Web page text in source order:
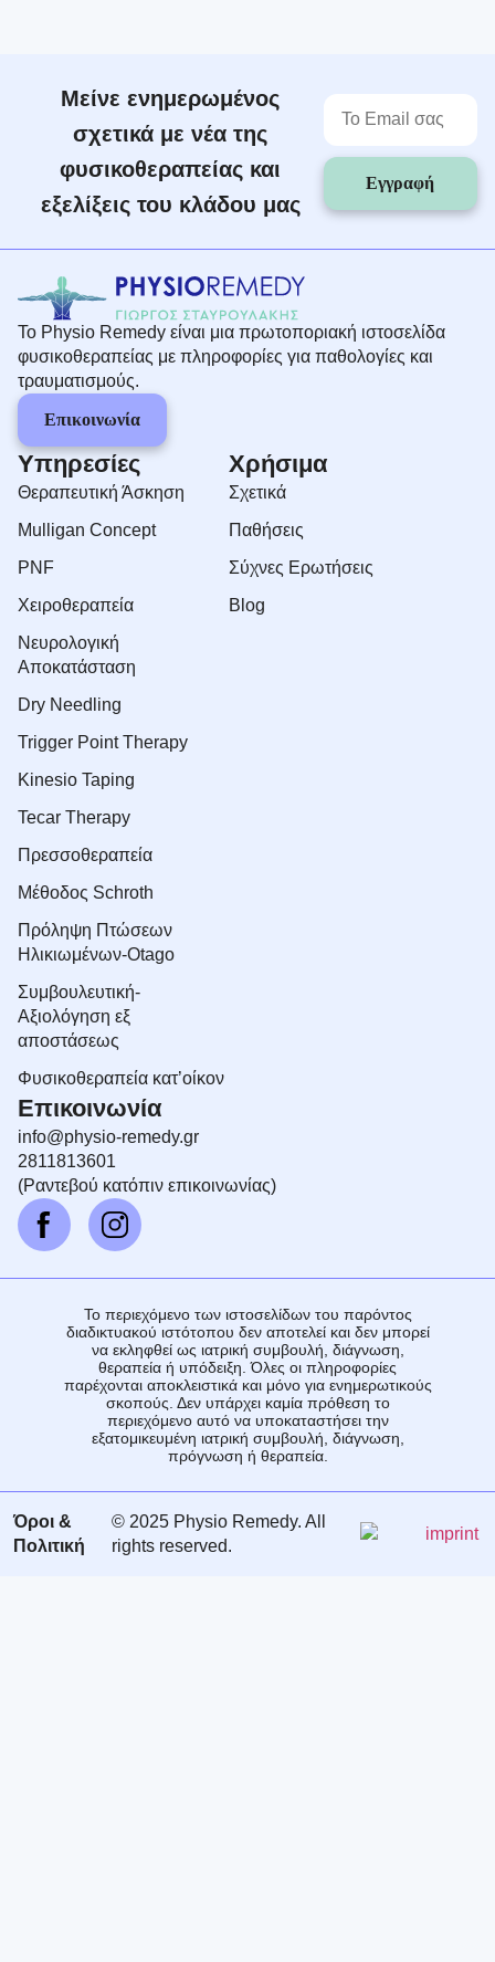
Μείνε ενημερωμένος
σχετικά με νέα της
φυσικοθεραπείας και
εξελίξεις του κλάδου μας
Εγγραφή
Το Physio Remedy είναι μια πρωτοποριακή ιστοσελίδα
φυσικοθεραπείας με πληροφορίες για παθολογίες και
τραυματισμούς.
Επικοινωνία
Χρήσιμα
Σχετικά
Παθήσεις
Σύχνες Ερωτήσεις
Blog
Υπηρεσίες
Θεραπευτική Άσκηση
Mulligan Concept
PNF
Xειροθεραπεία
Νευρολογική
Αποκατάσταση
Dry Needling
Trigger Point Therapy
Kinesio Taping
Tecar Therapy
Πρεσσοθεραπεία
Μέθοδος Schroth
Πρόληψη Πτώσεων
Ηλικιωμένων-Otago
Συμβουλευτική-
Αξιολόγηση εξ
αποστάσεως
Φυσικοθεραπεία κατ’οίκον
Επικοινωνία
info@physio-remedy.gr
2811813601
(Ραντεβού κατόπιν επικοινωνίας)
Το περιεχόμενο των ιστοσελίδων του παρόντος
διαδικτυακού ιστότοπου δεν αποτελεί και δεν μπορεί
να εκληφθεί ως ιατρική συμβουλή, διάγνωση,
θεραπεία ή υπόδειξη. Όλες οι πληροφορίες
παρέχονται αποκλειστικά και μόνο για ενημερωτικούς
σκοπούς. Δεν υπάρχει καμία πρόθεση το
περιεχόμενο αυτό να υποκαταστήσει την
εξατομικευμένη ιατρική συμβουλή, διάγνωση,
πρόγνωση ή θεραπεία.
Όροι &
Πολιτική
© 2025 Physio Remedy. All
rights reserved.